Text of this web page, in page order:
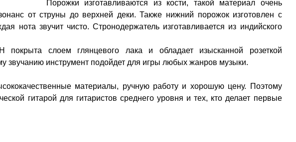
Порожки изготавливаются из кости, такой материал очень
от струны до верхней деки. Также нижний порожок изготовлен с
нота звучит чисто. Стронодержатель изготавливается из индийского
покрыта слоем глянцевого лака и обладает изысканной розеткой
звучанию инструмент подойдет для игры любых жанров музыки.
материалы, ручную работу и хорошую цену. Поэтому
гитарой для гитаристов среднего уровня и тех, кто делает первые